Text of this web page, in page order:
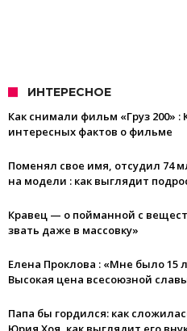
ИНТЕРЕСНОЕ
Как снимали фильм «Груз 200» :
интересных фактов о фильме
Поменял свое имя, отсудил 74
на модели : как выглядит
Кравец — о пойманной с
звать даже в массовку»
Елена Проклова : «Мне было 15
Высокая цена всесоюзной
Папа бы гордился: как